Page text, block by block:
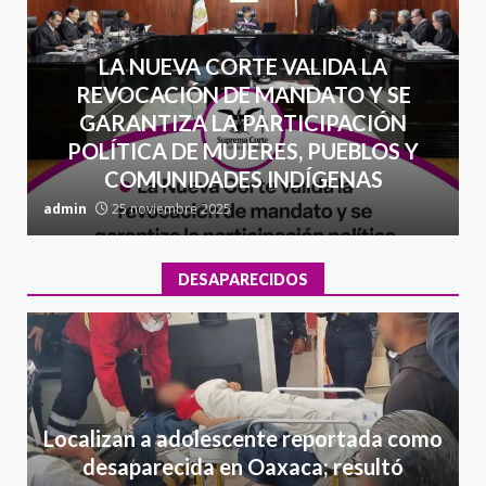
LA NUEVA CORTE VALIDA LA
REVOCACIÓN DE MANDATO Y SE
GARANTIZA LA PARTICIPACIÓN
POLÍTICA DE MUJERES, PUEBLOS Y
COMUNIDADES INDÍGENAS
admin 25 noviembre 2025
DESAPARECIDOS
Localizan a adolescente reportada como
desaparecida en Oaxaca; resultó